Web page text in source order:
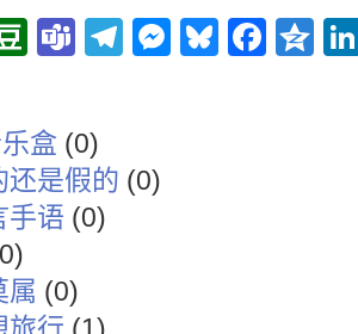
Douban
TeamsTelegramBluesky
盒 (0)
还是假的 (0)
手语 (0)
属 (0)